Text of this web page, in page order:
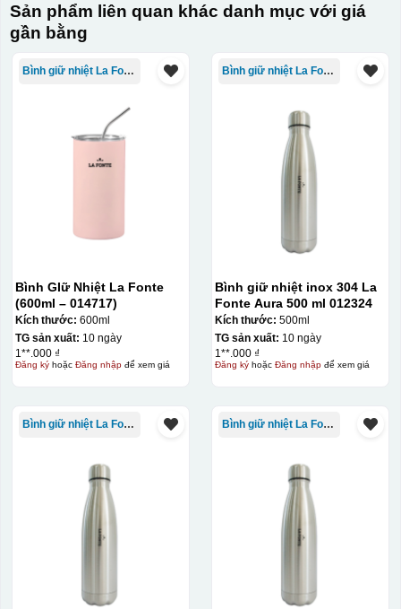
Sản phẩm liên quan khác danh mục với giá
gần bằng
Bình giữ nhiệt La Fonte
Bình GIữ Nhiệt La Fonte
(600ml – 014717)
Kích thước: 600ml
TG sản xuất: 10 ngày
1**.000 ₫
Đăng kýhoặc Đăng nhậpđể xem giá
Bình giữ nhiệt La Fonte
Bình giữ nhiệt inox 304 La
Fonte Aura 500 ml 012324
Kích thước: 500ml
TG sản xuất: 10 ngày
1**.000 ₫
Đăng kýhoặc Đăng nhậpđể xem giá
Bình giữ nhiệt La Fonte Bình giữ nhiệt La Fonte